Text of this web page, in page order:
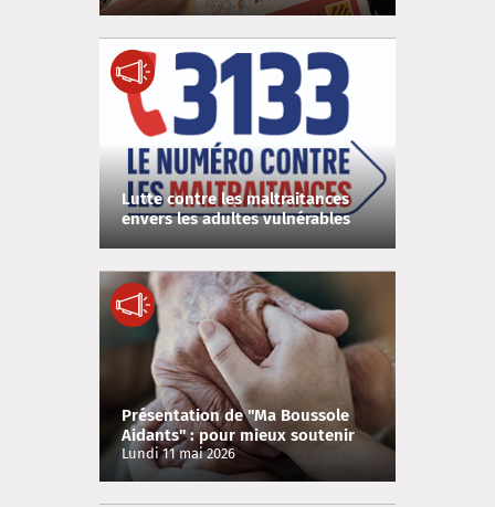
Lutte contre les maltraitances
envers les adultes vulnérables
Présentation de "Ma Boussole
Aidants" : pour mieux soutenir
les proches aidants dans les P.O
Lundi 11 mai 2026